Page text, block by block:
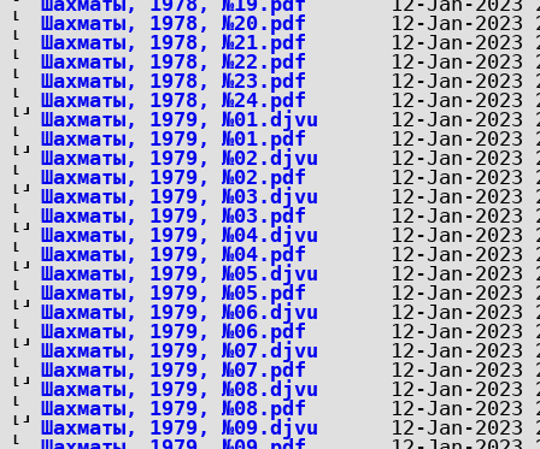
Шахматы, 1978, №20.pdf
Шахматы, 1978, №21.pdf
Шахматы, 1978, №22.pdf
Шахматы, 1978, №23.pdf
Шахматы, 1978, №24.pdf
Шахматы, 1979, №01.djvu
Шахматы, 1979, №01.pdf
Шахматы, 1979, №02.djvu
Шахматы, 1979, №02.pdf
Шахматы, 1979, №03.djvu
Шахматы, 1979, №03.pdf
Шахматы, 1979, №04.djvu
Шахматы, 1979, №04.pdf
Шахматы, 1979, №05.djvu
Шахматы, 1979, №05.pdf
Шахматы, 1979, №06.djvu
Шахматы, 1979, №06.pdf
Шахматы, 1979, №07.djvu
Шахматы, 1979, №07.pdf
Шахматы, 1979, №08.djvu
Шахматы, 1979, №08.pdf
Шахматы, 1979, №09.djvu